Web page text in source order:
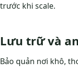
trước khi scale.
Lưu trữ và
Bảo quản nơi khô,